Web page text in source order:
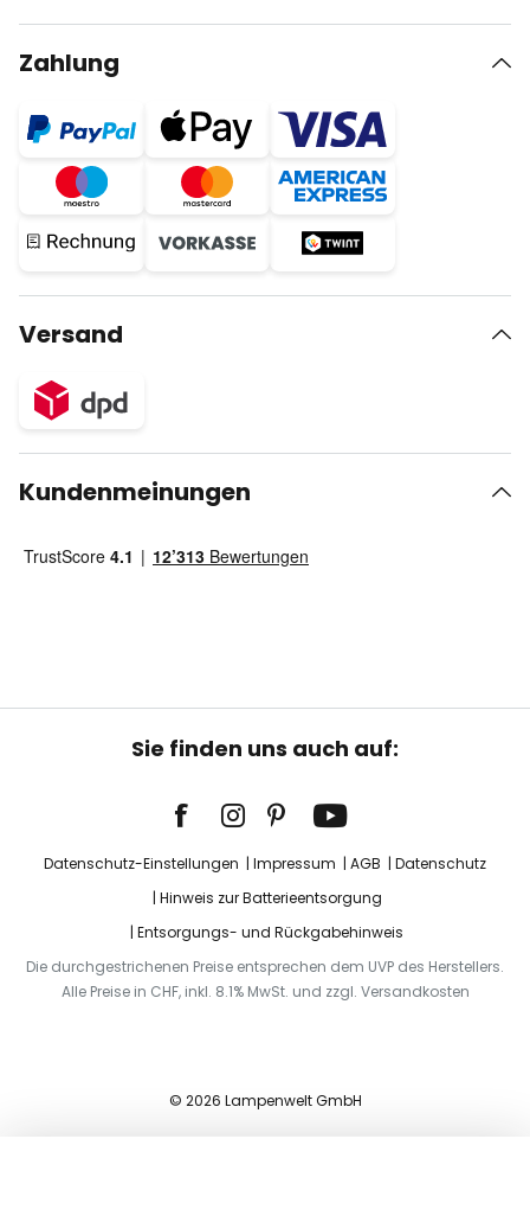
Zahlung
Versand
Kundenmeinungen
Sie finden uns auch auf:
Datenschutz-Einstellungen Impressum AGB
Datenschutz
Hinweis zur Batterieentsorgung
Entsorgungs- und Rückgabehinweis
Die durchgestrichenen Preise entsprechen dem UVP des Herstellers.
Alle Preise in CHF, inkl. 8.1% MwSt. und zzgl. Versandkosten
© 2026 Lampenwelt GmbH